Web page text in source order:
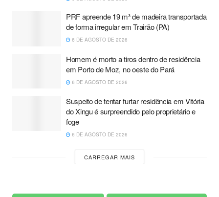
PRF apreende 19 m³ de madeira transportada
de forma irregular em Trairão (PA)
6 DE AGOSTO DE 2026
Homem é morto a tiros dentro de residência
em Porto de Moz, no oeste do Pará
6 DE AGOSTO DE 2026
Suspeito de tentar furtar residência em Vitória
do Xingu é surpreendido pelo proprietário e
foge
6 DE AGOSTO DE 2026
CARREGAR MAIS